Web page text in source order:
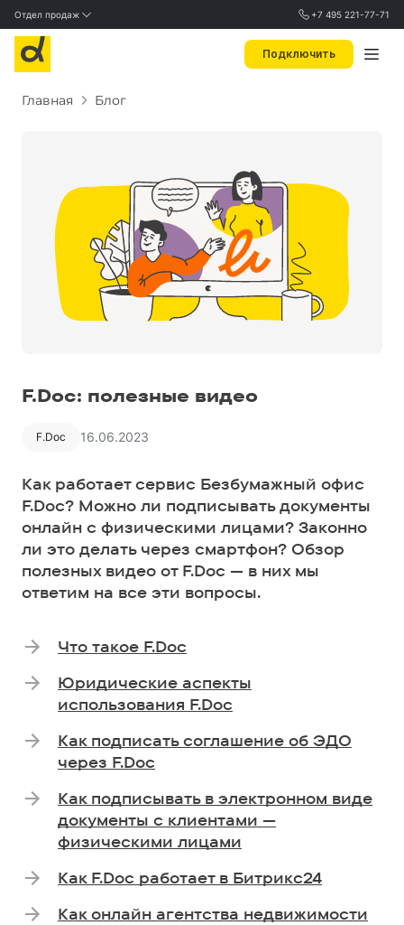
Отдел продаж +7 495 221-77-71
Подключить
Главная Блог
F.Doc: полезные видео
F.Doc 16.06.2023
Как работает сервис Безбумажный офис
F.Doc? Можно ли подписывать документы
онлайн с физическими лицами? Законно
ли это делать через смартфон? Обзор
полезных видео от F.Doc — в них мы
ответим на все эти вопросы.
Что такое F.Doc
Юридические аспекты
использования F.Doc
Как подписать соглашение об ЭДО
через F.Doc
Как подписывать в электронном виде
документы с клиентами —
физическими лицами
Как F.Doc работает в Битрикс24
Как онлайн агентства недвижимости